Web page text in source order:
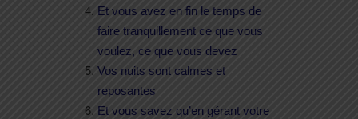
Et vous avez en fin le temps de
faire tranquillement ce que vous
voulez, ce que vous devez
Vos nuits sont calmes et
reposantes
Et vous savez qu’en gérant votre